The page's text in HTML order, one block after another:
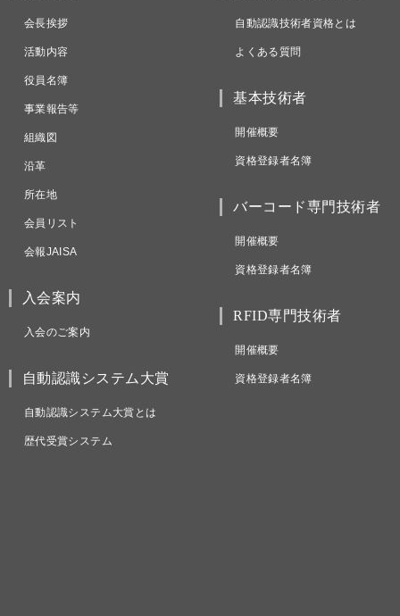
会長挨拶
活動内容
役員名簿
事業報告等
組織図
沿革
所在地
会員リスト
会報JAISA
入会案内
入会のご案内
自動認識システム大賞
自動認識システム大賞とは
歴代受賞システム
自動認識技術者資格とは
よくある質問
基本技術者
開催概要
資格登録者名簿
バーコード専門技術者
開催概要
資格登録者名簿
RFID専門技術者
開催概要
資格登録者名簿